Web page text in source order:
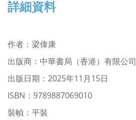
詳細資料
作者 ： 梁偉康
出版商：中華書局（香港）有限公司
出版日期：2025年11月15日
ISBN：9789887069010
裝幀：平裝